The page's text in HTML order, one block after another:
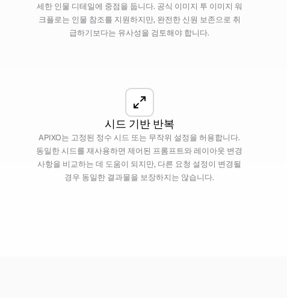
세한 인물 디테일에 중점을 둡니다. 공식 이미지 투 이미지 워
크플로는 인물 참조를 지원하지만, 완전한 신원 보존으로 취
급하기보다는 유사성을 검토해야 합니다.
시드 기반 반복
APIXO는 고정된 정수 시드 또는 무작위 설정을 허용합니다.
동일한 시드를 재사용하면 제어된 프롬프트와 레이아웃 변경
사항을 비교하는 데 도움이 되지만, 다른 요청 설정이 변경될
경우 동일한 결과물을 보장하지는 않습니다.